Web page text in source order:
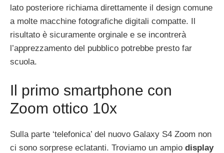
lato posteriore richiama direttamente il design comune
a molte macchine fotografiche digitali compatte. Il
risultato è sicuramente orginale e se incontrerà
l’apprezzamento del pubblico potrebbe presto far
scuola.
Il primo smartphone con
Zoom ottico 10x
Sulla parte ‘telefonica’ del nuovo Galaxy S4 Zoom non
ci sono sorprese eclatanti. Troviamo un ampio display